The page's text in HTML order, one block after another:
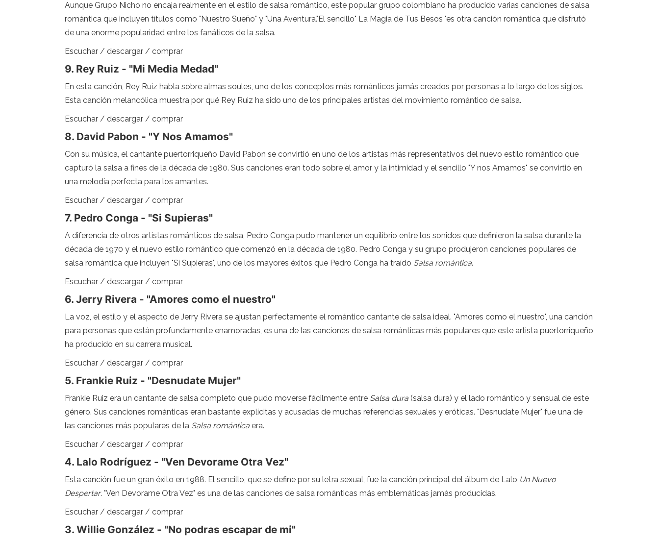
Aunque Grupo Nicho no encaja realmente en el estilo de salsa romántico, este popular grupo colombiano ha producido varias canciones de salsa
romántica que incluyen títulos como "Nuestro Sueño" y "Una Aventura."El sencillo" La Magia de Tus Besos "es otra canción romántica que disfrutó
de una enorme popularidad entre los fanáticos de la salsa.
Escuchar / descargar / comprar
9. Rey Ruiz - "Mi Media Medad"
En esta canción, Rey Ruiz habla sobre almas soules, uno de los conceptos más románticos jamás creados por personas a lo largo de los siglos.
Esta canción melancólica muestra por qué Rey Ruiz ha sido uno de los principales artistas del movimiento romántico de salsa.
Escuchar / descargar / comprar
8. David Pabon - "Y Nos Amamos"
Con su música, el cantante puertorriqueño David Pabon se convirtió en uno de los artistas más representativos del nuevo estilo romántico que
capturó la salsa a fines de la década de 1980. Sus canciones eran todo sobre el amor y la intimidad y el sencillo "Y nos Amamos" se convirtió en
una melodía perfecta para los amantes.
Escuchar / descargar / comprar
7. Pedro Conga - "Si Supieras"
A diferencia de otros artistas románticos de salsa, Pedro Conga pudo mantener un equilibrio entre los sonidos que definieron la salsa durante la
década de 1970 y el nuevo estilo romántico que comenzó en la década de 1980. Pedro Conga y su grupo produjeron canciones populares de
salsa romántica que incluyen "Si Supieras", uno de los mayores éxitos que Pedro Conga ha traído Salsa romántica.
Escuchar / descargar / comprar
6. Jerry Rivera - "Amores como el nuestro"
La voz, el estilo y el aspecto de Jerry Rivera se ajustan perfectamente el romántico cantante de salsa ideal. "Amores como el nuestro", una canción
para personas que están profundamente enamoradas, es una de las canciones de salsa románticas más populares que este artista puertorriqueño
ha producido en su carrera musical.
Escuchar / descargar / comprar
5. Frankie Ruiz - "Desnudate Mujer"
Frankie Ruiz era un cantante de salsa completo que pudo moverse fácilmente entre Salsa dura (salsa dura) y el lado romántico y sensual de este
género. Sus canciones románticas eran bastante explícitas y acusadas de muchas referencias sexuales y eróticas. "Desnudate Mujer" fue una de
las canciones más populares de la Salsa romántica era.
Escuchar / descargar / comprar
4. Lalo Rodríguez - "Ven Devorame Otra Vez"
Esta canción fue un gran éxito en 1988. El sencillo, que se define por su letra sexual, fue la canción principal del álbum de Lalo Un Nuevo
Despertar. "Ven Devorame Otra Vez" es una de las canciones de salsa románticas más emblemáticas jamás producidas.
Escuchar / descargar / comprar
3. Willie González - "No podras escapar de mi"